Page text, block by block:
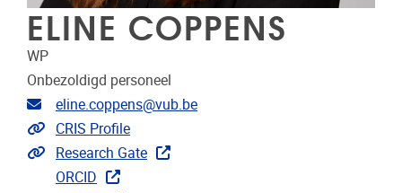
ELINE COPPENS
WP
Onbezoldigd personeel
E-mailadres
eline.coppens@vub.be
Link naar CRIS
CRIS Profile
Extra links
Research Gate
ORCID